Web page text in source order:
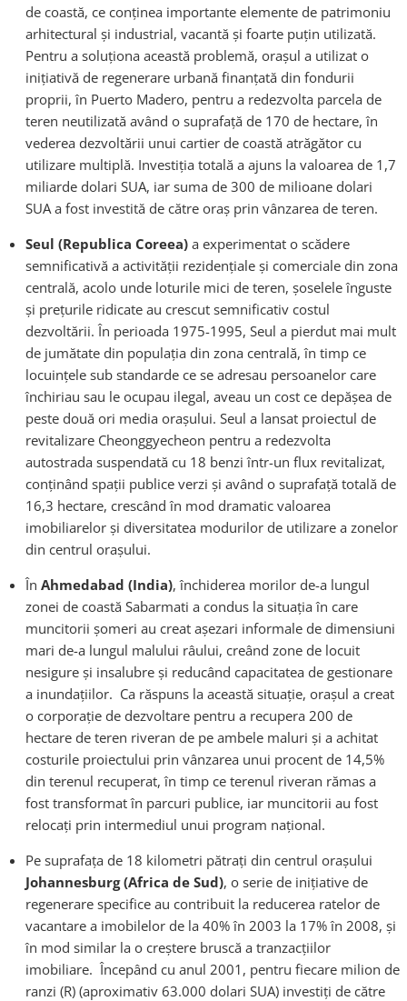
de coastă, ce conţinea importante elemente de patrimoniu
arhitectural și industrial, vacantă şi foarte puţin utilizată.
Pentru a soluţiona această problemă, oraşul a utilizat o
iniţiativă de regenerare urbană finanţată din fondurii
proprii, în Puerto Madero, pentru a redezvolta parcela de
teren neutilizată având o suprafaţă de 170 de hectare, în
vederea dezvoltării unui cartier de coastă atrăgător cu
utilizare multiplă. Investiţia totală a ajuns la valoarea de 1,7
miliarde dolari SUA, iar suma de 300 de milioane dolari
SUA a fost investită de către oraș prin vânzarea de teren.
Seul (Republica Coreea) a experimentat o scădere
semnificativă a activităţii rezidenţiale şi comerciale din zona
centrală, acolo unde loturile mici de teren, şoselele înguste
şi preţurile ridicate au crescut semnificativ costul
dezvoltării. În perioada 1975-1995, Seul a pierdut mai mult
de jumătate din populaţia din zona centrală, în timp ce
locuinţele sub standarde ce se adresau persoanelor care
închiriau sau le ocupau ilegal, aveau un cost ce depăşea de
peste două ori media oraşului. Seul a lansat proiectul de
revitalizare Cheonggyecheon pentru a redezvolta
autostrada suspendată cu 18 benzi într-un flux revitalizat,
conţinând spaţii publice verzi şi având o suprafaţă totală de
16,3 hectare, crescând în mod dramatic valoarea
imobiliarelor și diversitatea modurilor de utilizare a zonelor
din centrul orașului.
În Ahmedabad (India), închiderea morilor de-a lungul
zonei de coastă Sabarmati a condus la situaţia în care
muncitorii şomeri au creat aşezari informale de dimensiuni
mari de-a lungul malului râului, creând zone de locuit
nesigure şi insalubre şi reducând capacitatea de gestionare
a inundaţiilor. Ca răspuns la această situație, orașul a creat
o corporaţie de dezvoltare pentru a recupera 200 de
hectare de teren riveran de pe ambele maluri şi a achitat
costurile proiectului prin vânzarea unui procent de 14,5%
din terenul recuperat, în timp ce terenul riveran rămas a
fost transformat în parcuri publice, iar muncitorii au fost
relocaţi prin intermediul unui program naţional.
Pe suprafața de 18 kilometri pătrați din centrul orașului
Johannesburg (Africa de Sud), o serie de inițiative de
regenerare specifice au contribuit la reducerea ratelor de
vacantare a imobilelor de la 40% în 2003 la 17% în 2008, și
în mod similar la o creștere bruscă a tranzacțiilor
imobiliare. Începând cu anul 2001, pentru fiecare milion de
ranzi (R) (aproximativ 63.000 dolari SUA) investiţi de către